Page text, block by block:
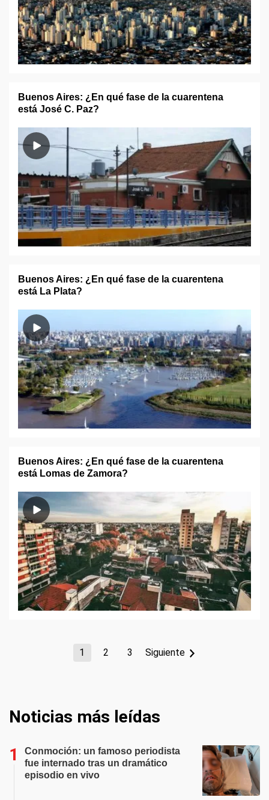
Buenos Aires: ¿En qué fase de la cuarentena
está José C. Paz?
Buenos Aires: ¿En qué fase de la cuarentena
está La Plata?
Buenos Aires: ¿En qué fase de la cuarentena
está Lomas de Zamora?
1 2 3 Siguiente
Noticias más leídas
Conmoción: un famoso periodista
fue internado tras un dramático
episodio en vivo